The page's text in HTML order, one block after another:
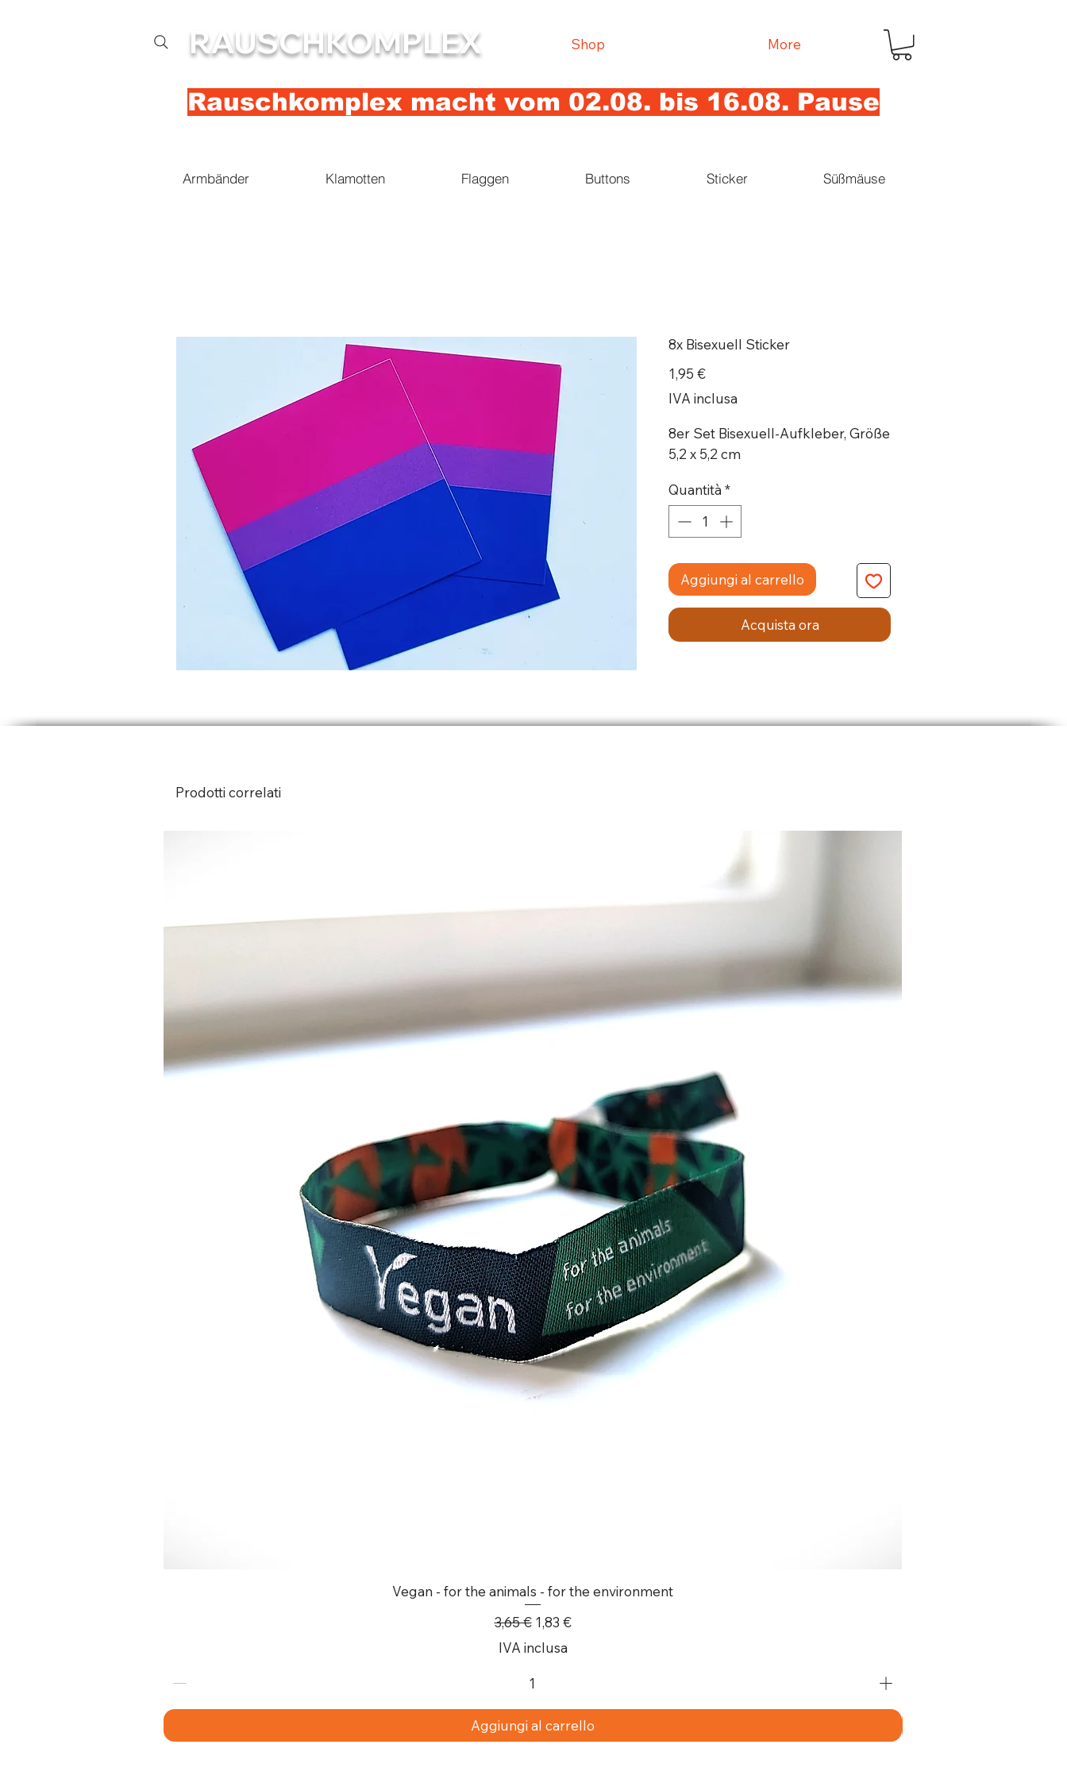
RAUSCHKOMPLEX Shop More
Rauschkomplex macht vom 02.08. bis 16.08. Pause
Armbänder Klamotten Flaggen Buttons Sticker Süßmäuse
8x Bisexuell Sticker
1,95 €Prezzo
IVA inclusa
8er Set Bisexuell-Aufkleber, Größe
5,2 x 5,2 cm
Quantità *
Aggiungi al carrello
Acquista ora
Prodotti correlati
Vegan - for the animals - for the environment
Prezzo regolare
3,65 € Prezzo scontato
1,83 €
IVA inclusa
Aggiungi al carrello